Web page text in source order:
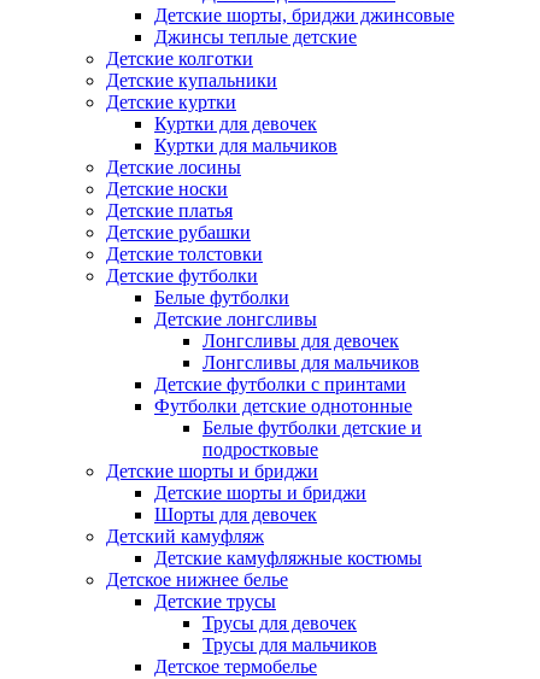
Детские шорты, бриджи джинсовые
Джинсы теплые детские
Детские колготки
Детские купальники
Детские куртки
Куртки для девочек
Куртки для мальчиков
Детские лосины
Детские носки
Детские платья
Детские рубашки
Детские толстовки
Детские футболки
Белые футболки
Детские лонгсливы
Лонгсливы для девочек
Лонгсливы для мальчиков
Детские футболки с принтами
Футболки детские однотонные
Белые футболки детские и
подростковые
Детские шорты и бриджи
Детские шорты и бриджи
Шорты для девочек
Детский камуфляж
Детские камуфляжные костюмы
Детское нижнее белье
Детские трусы
Трусы для девочек
Трусы для мальчиков
Детское термобелье